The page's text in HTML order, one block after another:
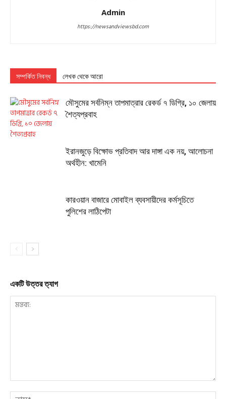
Admin
https://newsandviewsbd.com
সম্পর্কিত নিবন্ধ লেখক থেকে আরো
মৌসুমের সর্বনিম্ন তাপমাত্রার রেকর্ড ৭ ডিগ্রি, ১০ জেলায়
শৈত্যপ্রবাহ
ইরানজুড়ে বিক্ষোভ প্রতিবাদ আর দাঙ্গা এক নয়, আলোচনা
অর্থহীন: খামেনি
কারওয়ান বাজারে মোবাইল ব্যবসায়ীদের কর্মসূচিতে
পুলিশের লাঠিপেটা
একটি উত্তর ত্যাগ